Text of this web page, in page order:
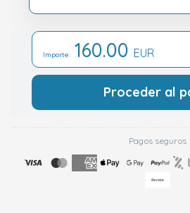
Importe: 160.00 EUR
Proceder al
Pagos seguros